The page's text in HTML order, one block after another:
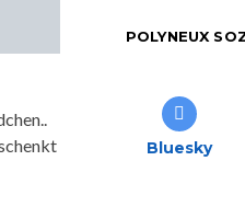
POLYNEUX
Bluesky